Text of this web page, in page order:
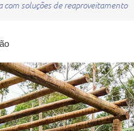
com soluções de reaproveitamento